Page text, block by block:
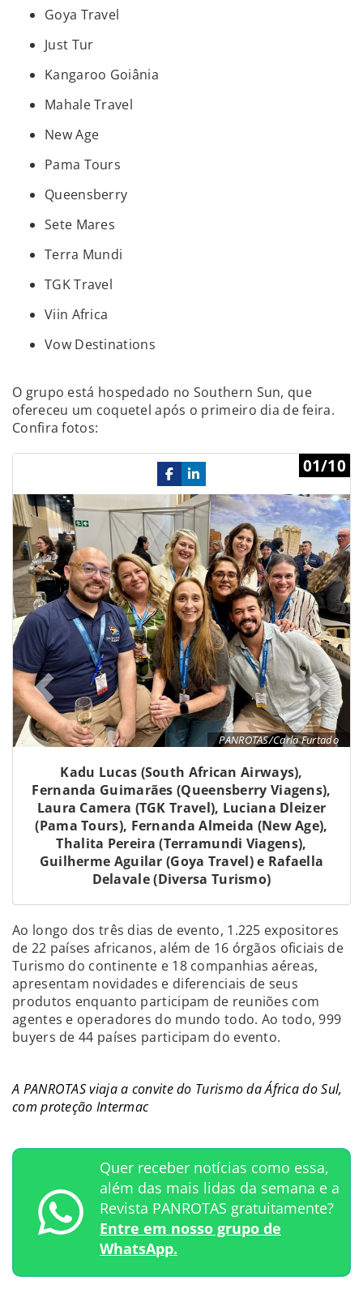
Goya Travel
Just Tur
Kangaroo Goiânia
Mahale Travel
New Age
Pama Tours
Queensberry
Sete Mares
Terra Mundi
TGK Travel
Viin Africa
Vow Destinations
O grupo está hospedado no Southern Sun, que
ofereceu um coquetel após o primeiro dia de feira.
Confira fotos:
PANROTAS/Carla Furtado
01/10
Kadu Lucas (South African Airways),
Fernanda Guimarães (Queensberry Viagens),
Laura Camera (TGK Travel), Luciana Dleizer
(Pama Tours), Fernanda Almeida (New Age),
Thalita Pereira (Terramundi Viagens),
Guilherme Aguilar (Goya Travel) e Rafaella
Delavale (Diversa Turismo)
Previous
Ao longo dos três dias de evento, 1.225 expositores
de 22 países africanos, além de 16 órgãos oficiais de
Turismo do continente e 18 companhias aéreas,
apresentam novidades e diferenciais de seus
produtos enquanto participam de reuniões com
agentes e operadores do mundo todo. Ao todo, 999
buyers de 44 países participam do evento.
A PANROTAS viaja a convite do Turismo da África do Sul,
com proteção Intermac
Quer receber notícias como essa,
além das mais lidas da semana e a
Revista PANROTAS gratuitamente?
Entre em nosso grupo de
WhatsApp.